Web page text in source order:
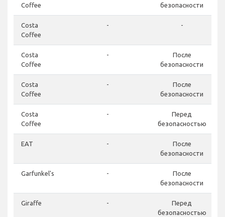
Coffee
безопасности
Costa
Coffee
- -
Costa
Coffee
-
После
безопасности
Costa
Coffee
-
После
безопасности
Costa
Coffee
-
Перед
безопасностью
EAT -
После
безопасности
Garfunkel's -
После
безопасности
Giraffe -
Перед
безопасностью